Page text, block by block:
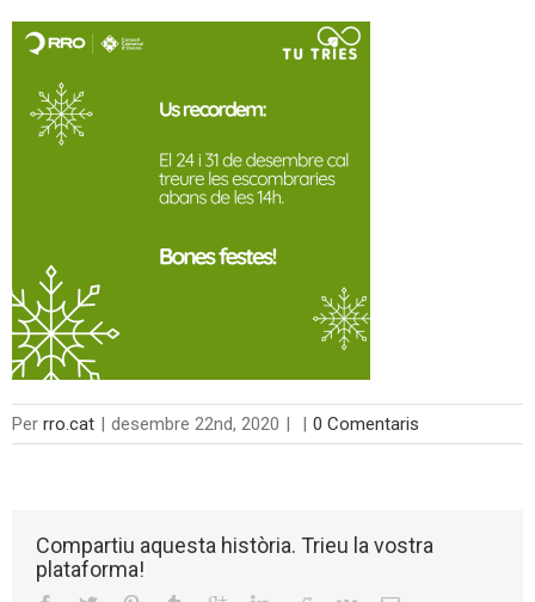
Per rro.cat | desembre 22nd, 2020 | | 0 Comentaris
Compartiu aquesta història. Trieu la vostra
plataforma!